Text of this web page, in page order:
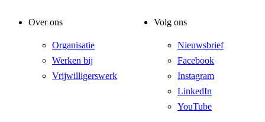
Over ons
Organisatie
Werken bij
Vrijwilligerswerk
Volg ons
Nieuwsbrief
Facebook
Instagram
LinkedIn
YouTube